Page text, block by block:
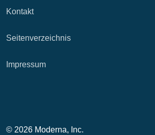
Kontakt
Seitenverzeichnis
Impressum
© 2026 Moderna, Inc.